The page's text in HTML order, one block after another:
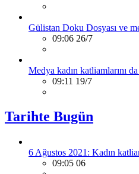
Gülistan Doku Dosyası ve
09:06 26/7
Medya kadın katliamlarını
09:11 19/7
Tarihte Bugün
6 Ağustos 2021: Kadın
09:05 06